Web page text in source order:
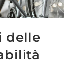
delle